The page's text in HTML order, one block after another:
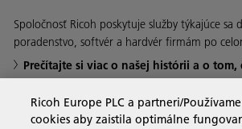
Spoločnosť Ricoh poskytuje služby týkajúce sa
poradenstvo, softvér a hardvér firmám po
Prečítajte si viac o našej histórii a o tom,
Ricoh Europe PLC a partneri/
cookies aby zaistila optimálne